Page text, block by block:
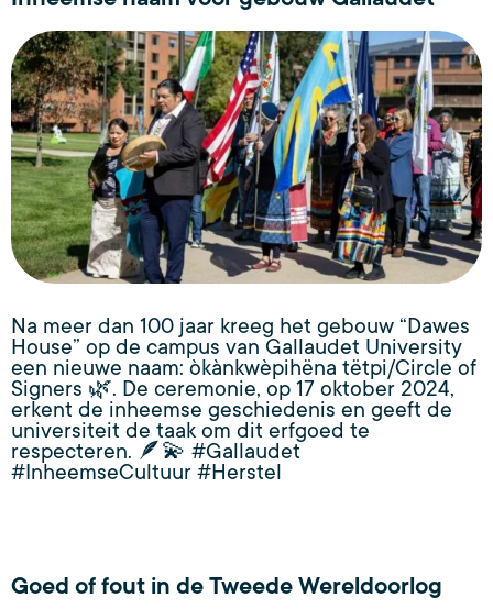
Na meer dan 100 jaar kreeg het gebouw “Dawes
House” op de campus van Gallaudet University
een nieuwe naam: òkànkwèpihëna tëtpi/Circle of
Signers 🌿. De ceremonie, op 17 oktober 2024,
erkent de inheemse geschiedenis en geeft de
universiteit de taak om dit erfgoed te
respecteren. 🪶💫 #Gallaudet
#InheemseCultuur #Herstel
Goed of fout in de Tweede Wereldoorlog